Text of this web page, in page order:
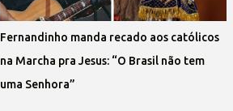
Fernandinho manda recado aos católicos
na Marcha pra Jesus: “O Brasil não tem
uma Senhora”